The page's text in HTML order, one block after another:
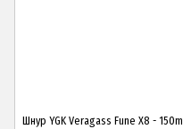
Шнур YGK Veragass Fune X8 - 150m